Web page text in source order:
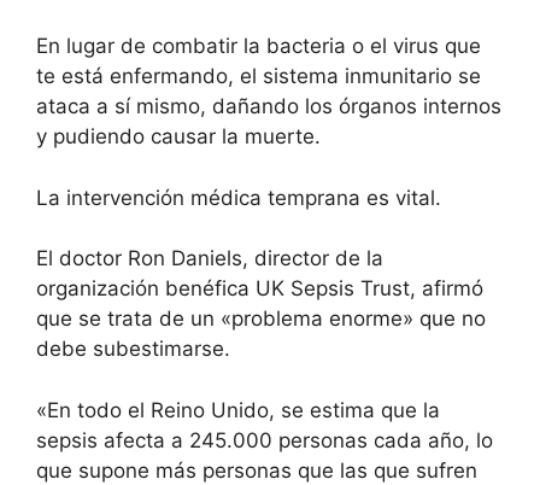
En lugar de combatir la bacteria o el virus que
te está enfermando, el sistema inmunitario se
ataca a sí mismo, dañando los órganos internos
y pudiendo causar la muerte.
La intervención médica temprana es vital.
El doctor Ron Daniels, director de la
organización benéfica UK Sepsis Trust, afirmó
que se trata de un «problema enorme» que no
debe subestimarse.
«En todo el Reino Unido, se estima que la
sepsis afecta a 245.000 personas cada año, lo
que supone más personas que las que sufren